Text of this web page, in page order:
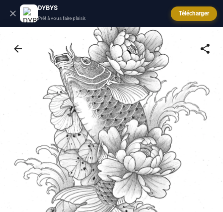
DYBYS
Prêt à vous faire plaisir.
Télécharger